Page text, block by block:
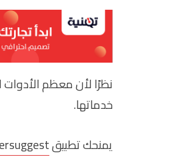
نظرًا لأن معظم الأدوات
خدماتها.
يمنحك تطبيق